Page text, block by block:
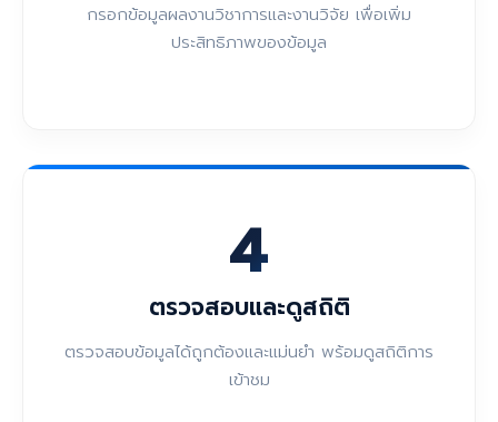
กรอกข้อมูลผลงานวิชาการและงานวิจัย เพื่อเพิ่ม
ประสิทธิภาพของข้อมูล
4
ตรวจสอบและดูสถิติ
ตรวจสอบข้อมูลได้ถูกต้องและแม่นยำ พร้อมดูสถิติการ
เข้าชม